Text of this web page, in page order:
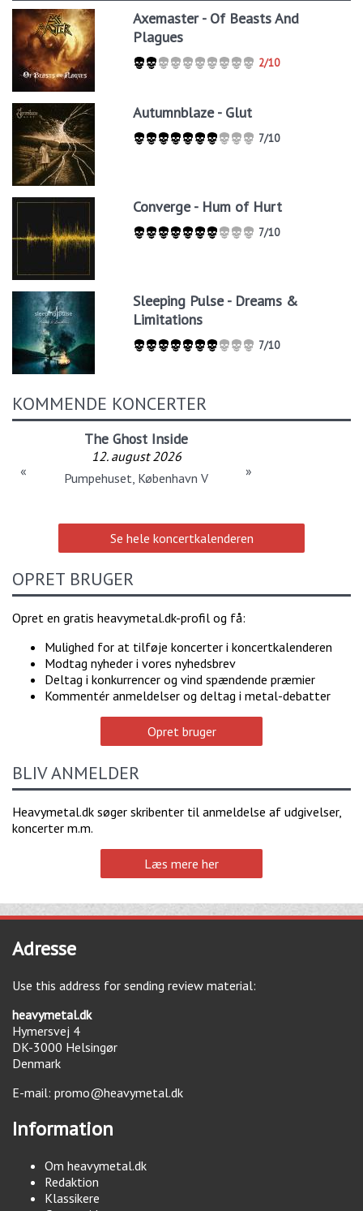
Axemaster - Of Beasts And
Plagues
2/10
Autumnblaze - Glut
7/10
Converge - Hum of Hurt
7/10
Sleeping Pulse - Dreams &
Limitations
7/10
KOMMENDE KONCERTER
The Ghost Inside
12. august 2026
Pumpehuset, København V
« »
Se hele koncertkalenderen
OPRET BRUGER
Opret en gratis heavymetal.dk-profil og få:
Mulighed for at tilføje koncerter i koncertkalenderen
Modtag nyheder i vores nyhedsbrev
Deltag i konkurrencer og vind spændende præmier
Kommentér anmeldelser og deltag i metal-debatter
Opret bruger
BLIV ANMELDER
Heavymetal.dk søger skribenter til anmeldelse af udgivelser,
koncerter m.m.
Læs mere her
Adresse
Use this address for sending review material:
heavymetal.dk
Hymersvej 4
DK-3000 Helsingør
Denmark
E-mail: promo@heavymetal.dk
Information
Om heavymetal.dk
Redaktion
Klassikere